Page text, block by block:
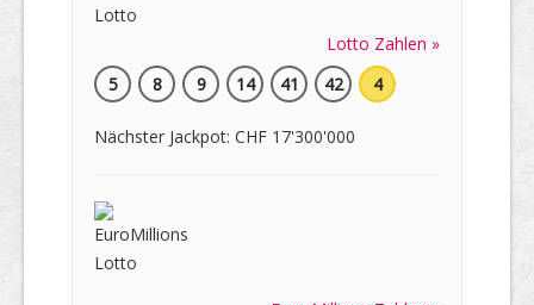
Lotto Zahlen »
5
8 9 14 41 42 4
Nächster Jackpot: CHF 17'300'000